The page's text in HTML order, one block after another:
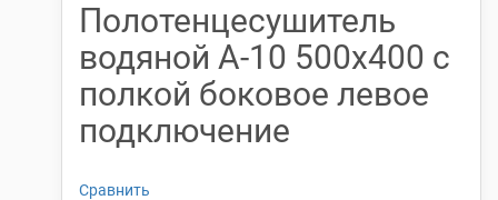
Полотенцесушитель
водяной А-10 500х400 с
полкой боковое левое
подключение
Сравнить